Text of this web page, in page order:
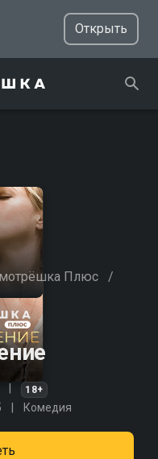
Открыть
Плюс /
18+
Комедия